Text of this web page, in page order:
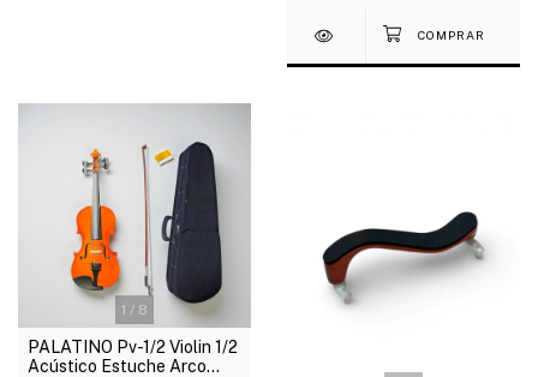
1 / 8
PALATINO Pv-1/2 Violin 1/2
Acústico Estuche Arco